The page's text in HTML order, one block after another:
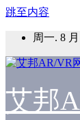
跳至内容
周一. 8
艾邦